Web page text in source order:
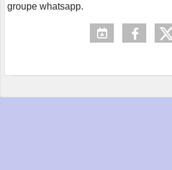
groupe whatsapp.